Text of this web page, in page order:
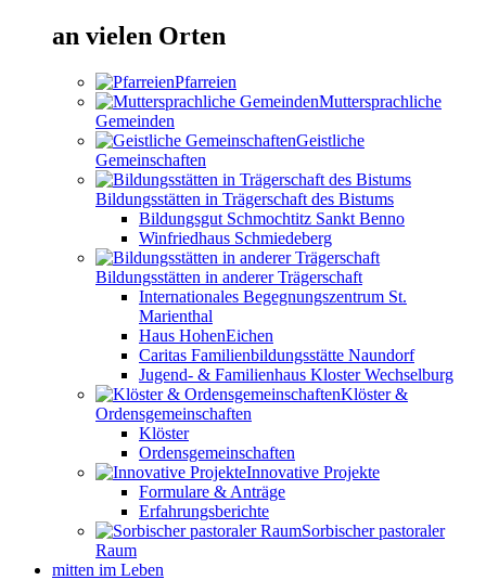
an vielen Orten
Pfarreien
Muttersprachliche
Gemeinden
Geistliche
Gemeinschaften
Bildungsstätten in Trägerschaft des Bistums
Bildungsgut Schmochtitz Sankt Benno
Winfriedhaus Schmiedeberg
Bildungsstätten in anderer Trägerschaft
Internationales Begegnungszentrum St.
Marienthal
Haus HohenEichen
Caritas Familienbildungsstätte Naundorf
Jugend- & Familienhaus Kloster Wechselburg
Klöster &
Ordensgemeinschaften
Klöster
Ordensgemeinschaften
Innovative Projekte
Formulare & Anträge
Erfahrungsberichte
Sorbischer pastoraler
Raum
mitten im Leben